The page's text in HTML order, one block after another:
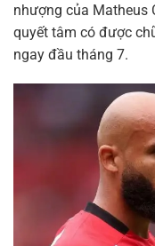
nhượng của Matheus
quyết tâm có được
ngay đầu tháng 7.